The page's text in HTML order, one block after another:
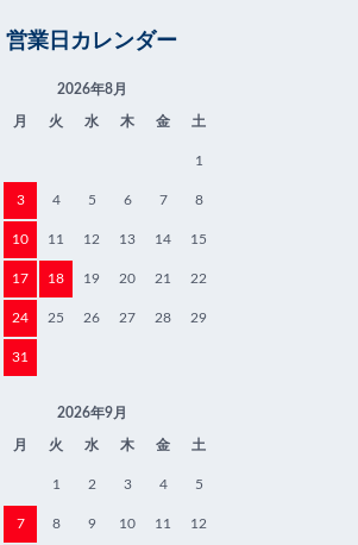
営業日カレンダー
2026年8月
月 火 水 木 金 土
1
3 4 5 6 7 8
10 11 12 13 14 15
17 18 19 20 21 22
24 25 26 27 28 29
31
2026年9月
月 火 水 木 金 土
1 2 3 4 5
7 8 9 10 11 12